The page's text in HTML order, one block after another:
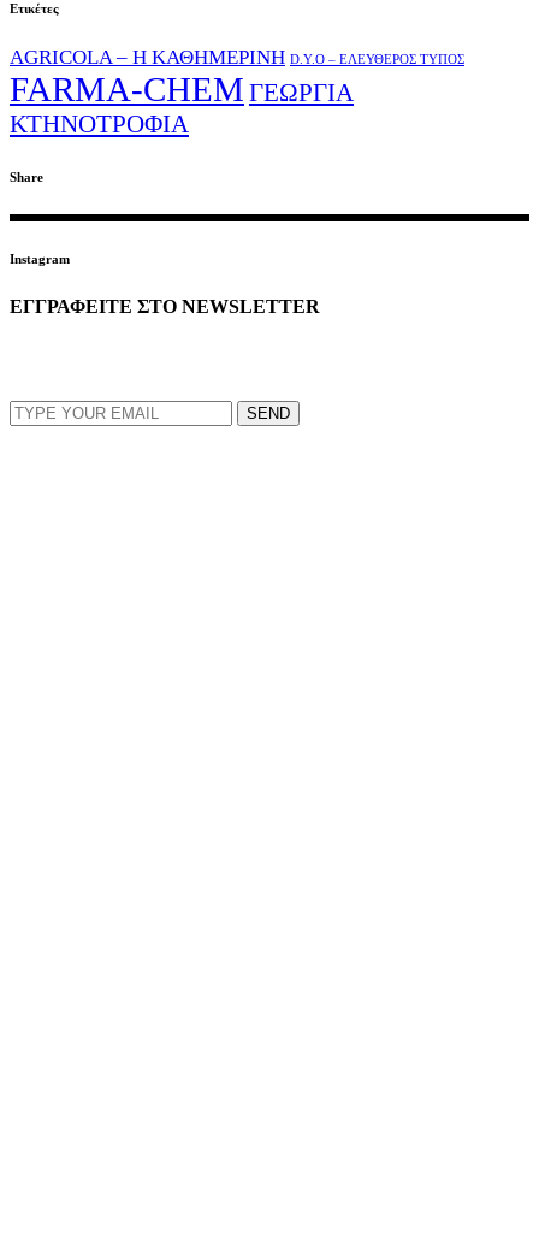
Ετικέτες
AGRICOLA – Η ΚΑΘΗΜΕΡΙΝΗ D.Y.O – ΕΛΕΥΘΕΡΟΣ ΤΥΠΟΣ
FARMA-CHEM ΓΕΩΡΓΙΑ
ΚΤΗΝΟΤΡΟΦΙΑ
Share
Instagram
ΕΓΓΡΑΦΕΙΤΕ ΣΤΟ NEWSLETTER